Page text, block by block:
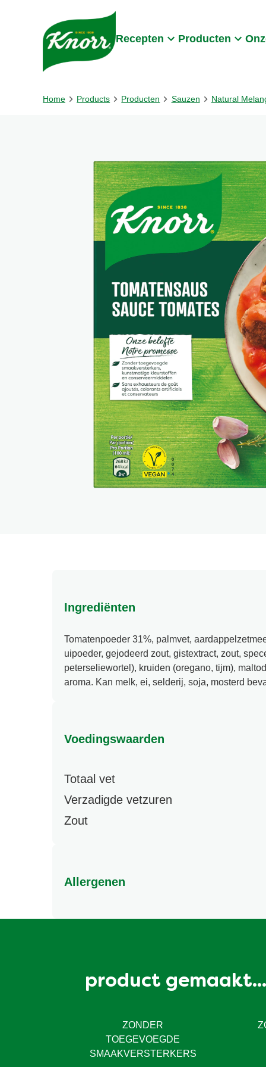
Recepten Producten
Home Products Producten Sauzen Natural
Ingrediënten
Tomatenpoeder 31%, palmvet,
uipoeder, gejodeerd zout, gistextract, zout,
peterseliewortel), kruiden (oregano, tijm),
aroma. Kan melk, ei, selderij, soja, mosterd
Voedingswaarden
Totaal vet
Verzadigde vetzuren
Zout
Allergenen
product gemaakt...
ZONDER
TOEGEVOEGDE
SMAAKVERSTERKERS